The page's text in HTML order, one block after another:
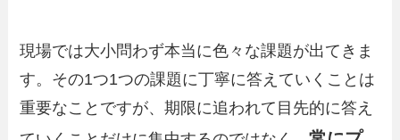
現場では大小問わず本当に色々な課題が出てきま
す。その1つ1つの課題に丁寧に答えていくことは
重要なことですが、期限に追われて目先的に答え